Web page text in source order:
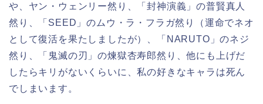
や、ヤン・ウェンリー然り、「封神演義」の普賢真人
然り、「SEED」のムウ・ラ・フラガ然り（運命でネオ
として復活を果たしましたが）、「NARUTO」のネジ
然り、「鬼滅の刃」の煉獄杏寿郎然り、他にも上げだ
したらキリがないくらいに、私の好きなキャラは死ん
でしまいます。